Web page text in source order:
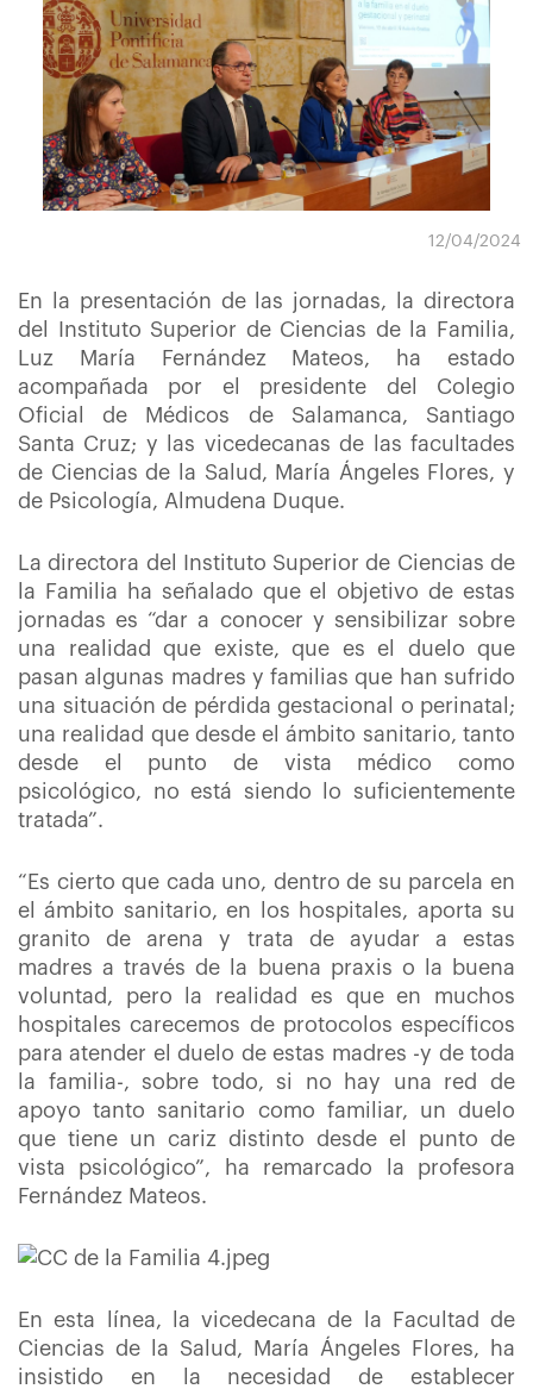
12/04/2024
En la presentación de las jornadas, la directora
del Instituto Superior de Ciencias de la Familia,
Luz María Fernández Mateos, ha estado
acompañada por el presidente del Colegio
Oficial de Médicos de Salamanca, Santiago
Santa Cruz; y las vicedecanas de las facultades
de Ciencias de la Salud, María Ángeles Flores, y
de Psicología, Almudena Duque.
La directora del Instituto Superior de Ciencias de
la Familia ha señalado que el objetivo de estas
jornadas es “dar a conocer y sensibilizar sobre
una realidad que existe, que es el duelo que
pasan algunas madres y familias que han sufrido
una situación de pérdida gestacional o perinatal;
una realidad que desde el ámbito sanitario, tanto
desde el punto de vista médico como
psicológico, no está siendo lo suficientemente
tratada”.
“Es cierto que cada uno, dentro de su parcela en
el ámbito sanitario, en los hospitales, aporta su
granito de arena y trata de ayudar a estas
madres a través de la buena praxis o la buena
voluntad, pero la realidad es que en muchos
hospitales carecemos de protocolos específicos
para atender el duelo de estas madres -y de toda
la familia-, sobre todo, si no hay una red de
apoyo tanto sanitario como familiar, un duelo
que tiene un cariz distinto desde el punto de
vista psicológico”, ha remarcado la profesora
Fernández Mateos.
En esta línea, la vicedecana de la Facultad de
Ciencias de la Salud, María Ángeles Flores, ha
insistido en la necesidad de establecer